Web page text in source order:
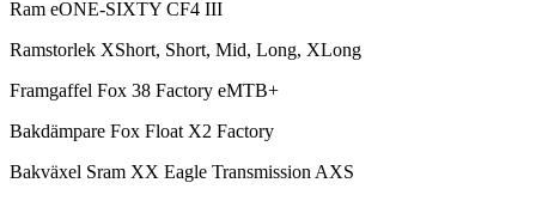
Ram eONE-SIXTY CF4 III
Ramstorlek XShort, Short, Mid, Long, XLong
Framgaffel Fox 38 Factory eMTB+
Bakdämpare Fox Float X2 Factory
Bakväxel Sram XX Eagle Transmission AXS